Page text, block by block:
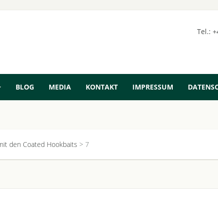
Tel.:
BLOG MEDIA KONTAKT IMPRESSUM
den Coated Hookbaits > 7